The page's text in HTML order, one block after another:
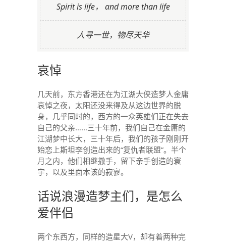
Spirit is life， and more than life
人寻一世，物尽天华
哀悼
几天前，东方香港还在为江湖大侠造梦人金庸
哀悼之夜，太阳还没来得及从这边世界的脱
身，几乎同时的，西方的一众英雄们正在失去
自己的父亲……三十年前，我们自己在金庸的
江湖梦中长大，三十年后，我们的孩子刚刚开
始恋上斯坦李创造出来的“复仇者联盟”。半个
月之内，他们相继撒手，留下亲手创造的寰
宇，以及里面本该的寂寥。
话说浪漫造梦主们，是怎么
爱伴侣
两个东西方，同样的造星大V，却有着两种完